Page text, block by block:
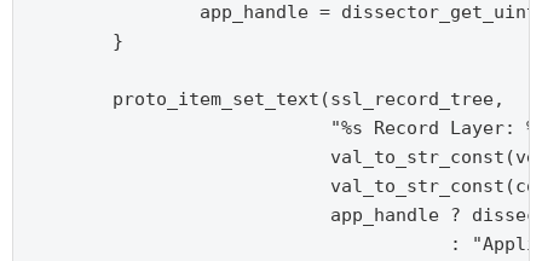
app_handle =
        }
        proto_item_set_text(ssl_record_tree,
"%s Record Layer:
app_handle ?
: